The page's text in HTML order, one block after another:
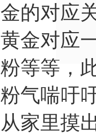
金的对应
黄金对应
粉等等，
粉气喘吁
从家里摸